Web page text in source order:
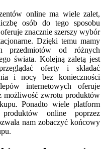
online ma wiele zalet,
osób do tego sposobu
znacznie szerszy wybór
Dzięki temu mamy
przedmiotów od różnych
świata. Kolejną zaletą jest
oferty i składać
i nocy bez konieczności
internetowych oferuje
możliwość zwrotu produktów
Ponadto wiele platform
produktów online poprzez
nam zobaczyć końcowy